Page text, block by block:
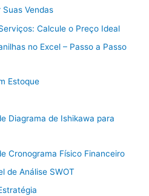
Vendas
Calcule o Preço Ideal
no Excel – Passo a Passo
Estoque
Diagrama de Ishikawa para
Cronograma Físico Financeiro
de Análise SWOT